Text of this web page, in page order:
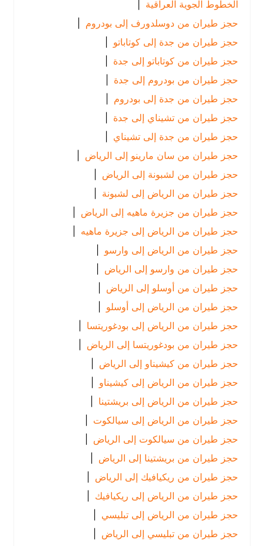
الخطوط الجوية العراقية
حجز طيران من دوسلدورف إلى بودروم |
حجز طيران من جدة إلى كوتاباتو |
حجز طيران من كوتاباتو إلى جدة
حجز طيران من بودروم إلى جدة
حجز طيران من جدة إلى بودروم |
حجز طيران من تشيناي إلى جدة
حجز طيران من جدة إلى تشيناي |
حجز طيران من سان مارينو إلى الرياض
|
حجز طيران من لشبونة إلى الرياض
|
حجز طيران من الرياض إلى لشبونة |
حجز طيران من جزيرة ماهيه إلى الرياض
|
حجز طيران من الرياض إلى جزيرة ماهيه |
حجز طيران من الرياض إلى وارسو
|
حجز طيران من وارسو إلى الرياض
|
حجز طيران من أوسلو إلى الرياض
|
حجز طيران من الرياض إلى أوسلو
|
حجز طيران من الرياض إلى بودغوريتسا
|
حجز طيران من بودغوريتسا إلى الرياض
|
حجز طيران من كيشيناو إلى الرياض
|
حجز طيران من الرياض إلى كيشيناو |
حجز طيران من الرياض إلى بريشتينا |
حجز طيران من الرياض إلى سيالكوت |
حجز طيران من سيالكوت إلى الرياض
|
حجز طيران من بريشتينا إلى الرياض
|
حجز طيران من ريكيافيك إلى الرياض
|
حجز طيران من الرياض إلى ريكيافيك |
حجز طيران من الرياض إلى تبليسي |
حجز طيران من تبليسي إلى الرياض
|